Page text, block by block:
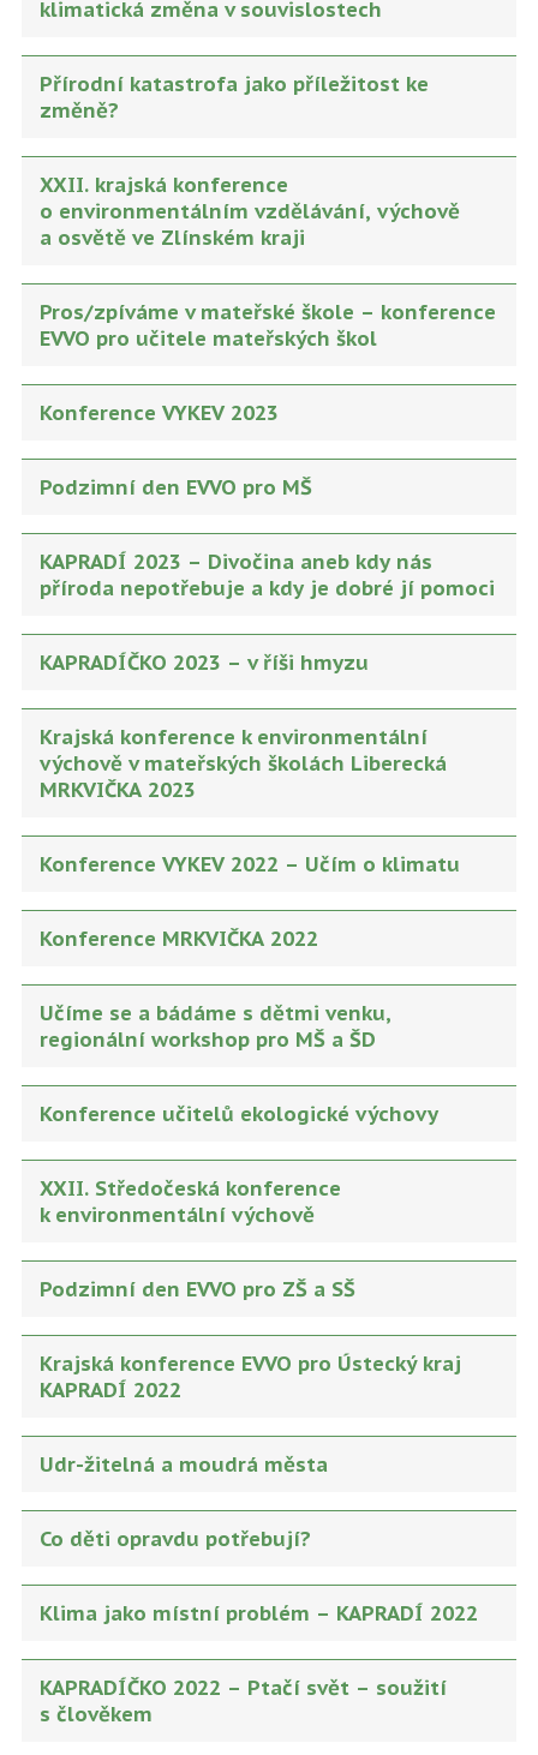
klimatická změna v souvislostech
Přírodní katastrofa jako příležitost ke
změně?
XXII. krajská konference
o environmentálním vzdělávání, výchově
a osvětě ve Zlínském kraji
Pros/zpíváme v mateřské škole – konference
EVVO pro učitele mateřských škol
Konference VYKEV 2023
Podzimní den EVVO pro MŠ
KAPRADÍ 2023 – Divočina aneb kdy nás
příroda nepotřebuje a kdy je dobré jí pomoci
KAPRADÍČKO 2023 – v říši hmyzu
Krajská konference k environmentální
výchově v mateřských školách Liberecká
MRKVIČKA 2023
Konference VYKEV 2022 – Učím o klimatu
Konference MRKVIČKA 2022
Učíme se a bádáme s dětmi venku,
regionální workshop pro MŠ a ŠD
Konference učitelů ekologické výchovy
XXII. Středočeská konference
k environmentální výchově
Podzimní den EVVO pro ZŠ a SŠ
Krajská konference EVVO pro Ústecký kraj
KAPRADÍ 2022
Udr-žitelná a moudrá města
Co děti opravdu potřebují?
Klima jako místní problém – KAPRADÍ 2022
KAPRADÍČKO 2022 – Ptačí svět – soužití
s člověkem